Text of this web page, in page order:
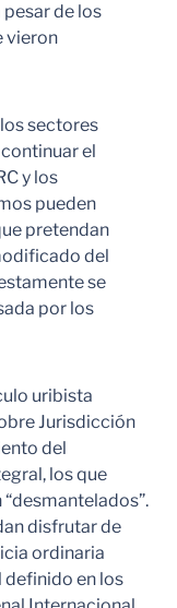
de los
vieron
sectores
el
y los
pueden
pretendan
del
se
por los
uribista
Jurisdicción
del
los que
disfrutar de
ordinaria
definido en los